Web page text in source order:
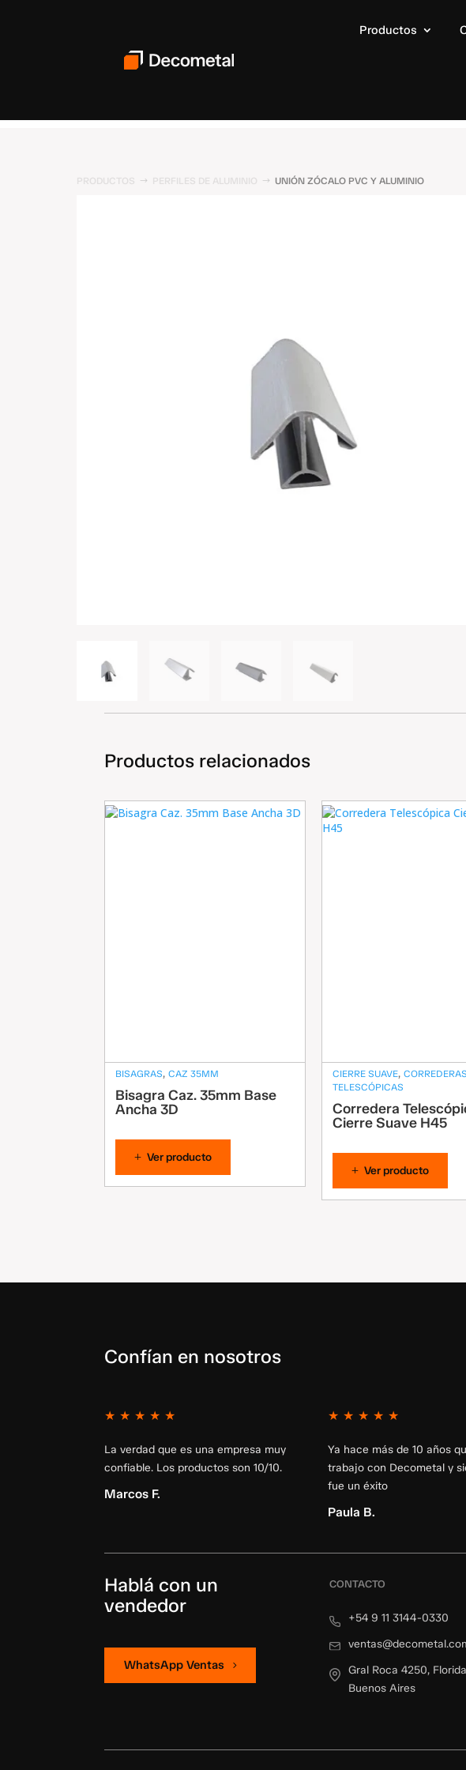
Productos
$ $ UNIÓN ZÓCALO PVC Y ALUMINIO
Productos relacionados
BISAGRAS, CAZ 35MM
Bisagra Caz. 35mm Base
Ancha 3D
Ver producto
CIERRE SUAVE, CORREDERAS
TELESCÓPICAS
Corredera
Cierre Suave H45
Ver producto
Confían en nosotros
★ ★ ★ ★ ★
La verdad que es una empresa muy
confiable. Los productos son 10/10.
Marcos F.
★ ★ ★ ★ ★
Ya hace más de 10 años
trabajo con Decometal y
fue un éxito
Paula B.
Hablá con un
vendedor
WhatsApp Ventas
CONTACTO
+54 9 11 3144-0330
Gral Roca 4250,
Buenos Aires